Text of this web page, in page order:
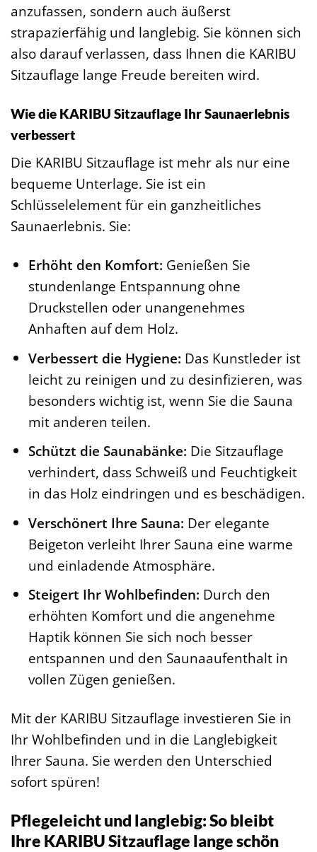
anzufassen, sondern auch äußerst
strapazierfähig und langlebig. Sie können sich
also darauf verlassen, dass Ihnen die KARIBU
Sitzauflage lange Freude bereiten wird.
Wie die KARIBU Sitzauflage Ihr Saunaerlebnis
verbessert
Die KARIBU Sitzauflage ist mehr als nur eine
bequeme Unterlage. Sie ist ein
Schlüsselelement für ein ganzheitliches
Saunaerlebnis. Sie:
Erhöht den Komfort: Genießen Sie
stundenlange Entspannung ohne
Druckstellen oder unangenehmes
Anhaften auf dem Holz.
Verbessert die Hygiene: Das Kunstleder ist
leicht zu reinigen und zu desinfizieren, was
besonders wichtig ist, wenn Sie die Sauna
mit anderen teilen.
Schützt die Saunabänke: Die Sitzauflage
verhindert, dass Schweiß und Feuchtigkeit
in das Holz eindringen und es beschädigen.
Verschönert Ihre Sauna: Der elegante
Beigeton verleiht Ihrer Sauna eine warme
und einladende Atmosphäre.
Steigert Ihr Wohlbefinden: Durch den
erhöhten Komfort und die angenehme
Haptik können Sie sich noch besser
entspannen und den Saunaaufenthalt in
vollen Zügen genießen.
Mit der KARIBU Sitzauflage investieren Sie in
Ihr Wohlbefinden und in die Langlebigkeit
Ihrer Sauna. Sie werden den Unterschied
sofort spüren!
Pflegeleicht und langlebig: So bleibt
Ihre KARIBU Sitzauflage lange schön